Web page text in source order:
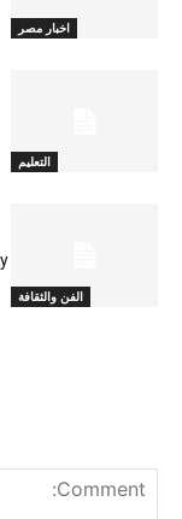
اخبار مصر
التعليم
الفن والثقافة